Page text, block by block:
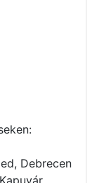
Debrecen